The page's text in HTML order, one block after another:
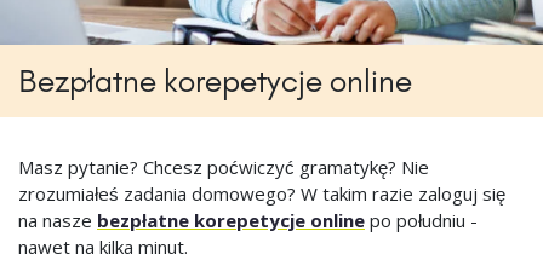
Bezpłatne korepetycje online
Masz pytanie? Chcesz poćwiczyć gramatykę? Nie
zrozumiałeś zadania domowego? W takim razie zaloguj się
na nasze bezpłatne korepetycje online po południu -
nawet na kilka minut.